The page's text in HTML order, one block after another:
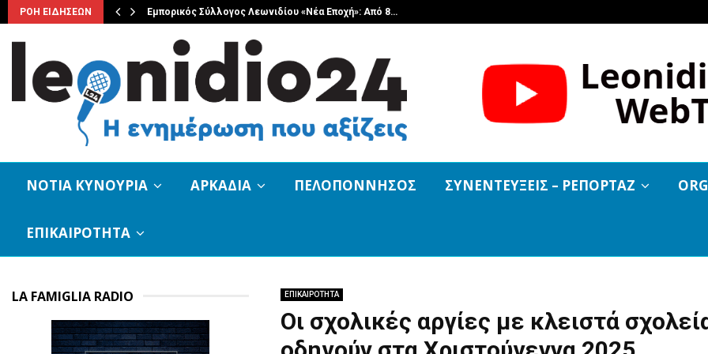
ΡΟΗ ΕΙΔΗΣΕΩΝ
Κοινότητας… Εμπορικός Σύλλογος Λεωνιδίου «Νέα Εποχή»: Από 8…
ΝΟΤΙΑ ΚΥΝΟΥΡΙΑ ΑΡΚΑΔΙΑ ΠΕΛΟΠΟΝΝΗΣΟΣ ΣΥΝΕΝΤΕΥΞΕΙΣ – ΡΕΠΟΡΤΑΖ
ΕΠΙΚΑΙΡΟΤΗΤΑ
ΕΠΙΚΑΙΡΟΤΗΤΑ
Οι σχολικές αργίες με κλειστά
LA FAMIGLIA RADIO